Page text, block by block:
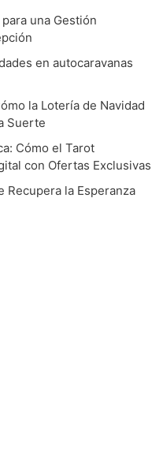
una Gestión
en autocaravanas
la Lotería de Navidad
Suerte
Cómo el Tarot
con Ofertas Exclusivas
Recupera la Esperanza